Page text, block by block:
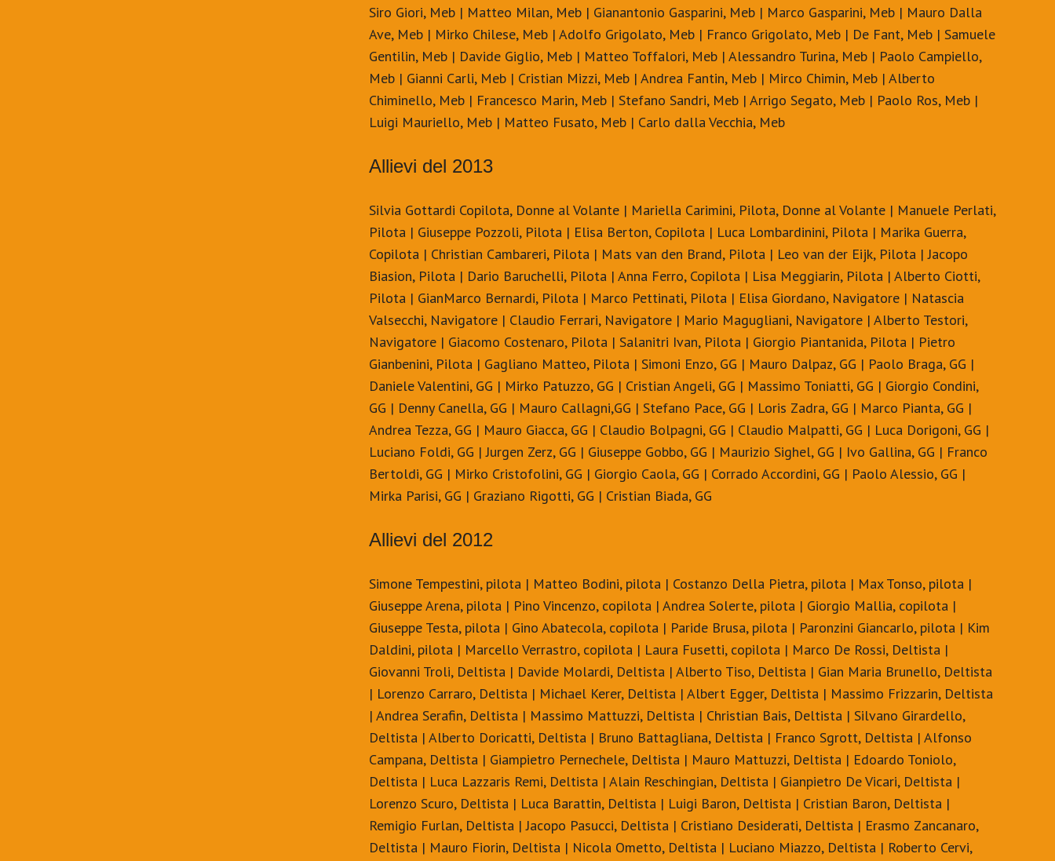
Siro Giori, Meb | Matteo Milan, Meb | Gianantonio Gasparini, Meb | Marco Gasparini, Meb | Mauro Dalla
Ave, Meb | Mirko Chilese, Meb | Adolfo Grigolato, Meb | Franco Grigolato, Meb | De Fant, Meb | Samuele
Gentilin, Meb | Davide Giglio, Meb | Matteo Toffalori, Meb | Alessandro Turina, Meb | Paolo Campiello,
Meb | Gianni Carli, Meb | Cristian Mizzi, Meb | Andrea Fantin, Meb | Mirco Chimin, Meb | Alberto
Chiminello, Meb | Francesco Marin, Meb | Stefano Sandri, Meb | Arrigo Segato, Meb | Paolo Ros, Meb |
Luigi Mauriello, Meb | Matteo Fusato, Meb | Carlo dalla Vecchia, Meb
Allievi del 2013
Silvia Gottardi Copilota, Donne al Volante | Mariella Carimini, Pilota, Donne al Volante | Manuele Perlati,
Pilota | Giuseppe Pozzoli, Pilota | Elisa Berton, Copilota | Luca Lombardinini, Pilota | Marika Guerra,
Copilota | Christian Cambareri, Pilota | Mats van den Brand, Pilota | Leo van der Eijk, Pilota | Jacopo
Biasion, Pilota | Dario Baruchelli, Pilota | Anna Ferro, Copilota | Lisa Meggiarin, Pilota | Alberto Ciotti,
Pilota | GianMarco Bernardi, Pilota | Marco Pettinati, Pilota | Elisa Giordano, Navigatore | Natascia
Valsecchi, Navigatore | Claudio Ferrari, Navigatore | Mario Magugliani, Navigatore | Alberto Testori,
Navigatore | Giacomo Costenaro, Pilota | Salanitri Ivan, Pilota | Giorgio Piantanida, Pilota | Pietro
Gianbenini, Pilota | Gagliano Matteo, Pilota | Simoni Enzo, GG | Mauro Dalpaz, GG | Paolo Braga, GG |
Daniele Valentini, GG | Mirko Patuzzo, GG | Cristian Angeli, GG | Massimo Toniatti, GG | Giorgio Condini,
GG | Denny Canella, GG | Mauro Callagni,GG | Stefano Pace, GG | Loris Zadra, GG | Marco Pianta, GG |
Andrea Tezza, GG | Mauro Giacca, GG | Claudio Bolpagni, GG | Claudio Malpatti, GG | Luca Dorigoni, GG |
Luciano Foldi, GG | Jurgen Zerz, GG | Giuseppe Gobbo, GG | Maurizio Sighel, GG | Ivo Gallina, GG | Franco
Bertoldi, GG | Mirko Cristofolini, GG | Giorgio Caola, GG | Corrado Accordini, GG | Paolo Alessio, GG |
Mirka Parisi, GG | Graziano Rigotti, GG | Cristian Biada, GG
Allievi del 2012
Simone Tempestini, pilota | Matteo Bodini, pilota | Costanzo Della Pietra, pilota | Max Tonso, pilota |
Giuseppe Arena, pilota | Pino Vincenzo, copilota | Andrea Solerte, pilota | Giorgio Mallia, copilota |
Giuseppe Testa, pilota | Gino Abatecola, copilota | Paride Brusa, pilota | Paronzini Giancarlo, pilota | Kim
Daldini, pilota | Marcello Verrastro, copilota | Laura Fusetti, copilota | Marco De Rossi, Deltista |
Giovanni Troli, Deltista | Davide Molardi, Deltista | Alberto Tiso, Deltista | Gian Maria Brunello, Deltista
| Lorenzo Carraro, Deltista | Michael Kerer, Deltista | Albert Egger, Deltista | Massimo Frizzarin, Deltista
| Andrea Serafin, Deltista | Massimo Mattuzzi, Deltista | Christian Bais, Deltista | Silvano Girardello,
Deltista | Alberto Doricatti, Deltista | Bruno Battagliana, Deltista | Franco Sgrott, Deltista | Alfonso
Campana, Deltista | Giampietro Pernechele, Deltista | Mauro Mattuzzi, Deltista | Edoardo Toniolo,
Deltista | Luca Lazzaris Remi, Deltista | Alain Reschingian, Deltista | Gianpietro De Vicari, Deltista |
Lorenzo Scuro, Deltista | Luca Barattin, Deltista | Luigi Baron, Deltista | Cristian Baron, Deltista |
Remigio Furlan, Deltista | Jacopo Pasucci, Deltista | Cristiano Desiderati, Deltista | Erasmo Zancanaro,
Deltista | Mauro Fiorin, Deltista | Nicola Ometto, Deltista | Luciano Miazzo, Deltista | Roberto Cervi,